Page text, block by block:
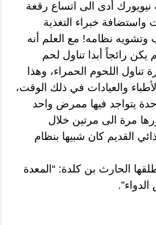
نيويورك أدى الى اتساع رقعة
واستضافة خبراء التغذية
وتشويه نظامه! مع العلم أنه
رائجاً أبدا تناول لحم
تناول اللحوم الحمراء، وهذا
والعيادات في ذلك الوقت،
يتواجد فيها ممرض واحد
مرة الى مرتين خلال
القديم كان شبيها بنظام
الحارث بن كلدة: “المعدة